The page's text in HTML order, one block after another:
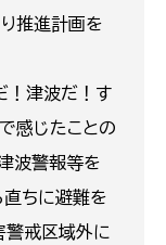
推進計画を
！津波だ！す
感じたことの
波警報等を
直ちに避難を
警戒区域外に